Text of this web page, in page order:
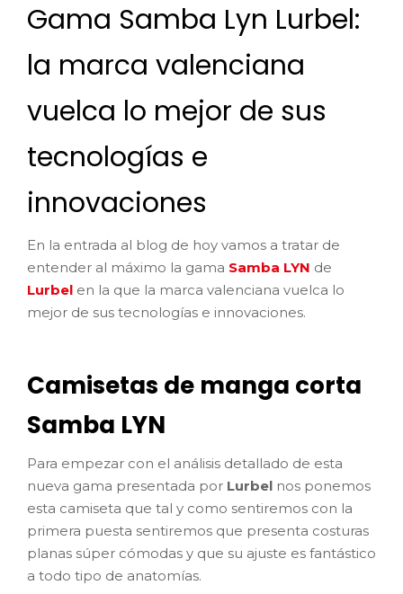
Gama Samba Lyn Lurbel:
la marca valenciana
vuelca lo mejor de sus
tecnologías e
innovaciones
En la entrada al blog de hoy vamos a tratar de
entender al máximo la gama Samba LYN de
Lurbel en la que la marca valenciana vuelca lo
mejor de sus tecnologías e innovaciones.
Camisetas de manga corta
Samba LYN
Para empezar con el análisis detallado de esta
nueva gama presentada por Lurbel nos ponemos
esta camiseta que tal y como sentiremos con la
primera puesta sentiremos que presenta costuras
planas súper cómodas y que su ajuste es fantástico
a todo tipo de anatomías.